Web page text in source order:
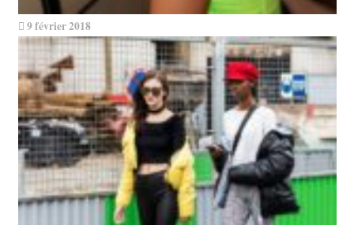
9 février 2018